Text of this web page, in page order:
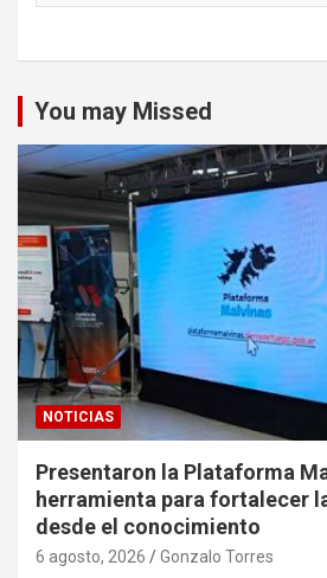
You may Missed
NOTICIAS
Presentaron la Plataforma
herramienta para fortalecer
desde el conocimiento
6 agosto, 2026 Gonzalo Torres